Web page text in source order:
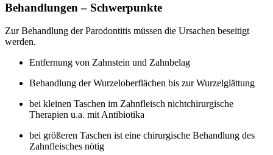
Behandlungen – Schwerpunkte
Zur Behandlung der Parodontitis müssen die Ursachen beseitigt
werden.
Entfernung von Zahnstein und Zahnbelag
Behandlung der Wurzeloberflächen bis zur Wurzelglättung
bei kleinen Taschen im Zahnfleisch nichtchirurgische
Therapien u.a. mit Antibiotika
bei größeren Taschen ist eine chirurgische Behandlung des
Zahnfleisches nötig